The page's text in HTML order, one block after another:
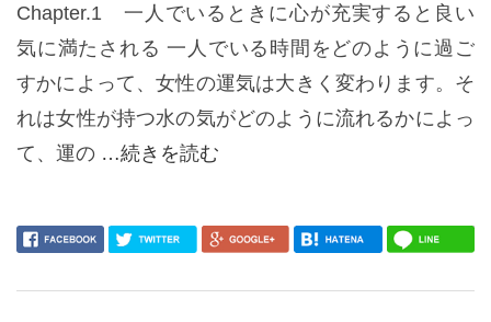
Chapter.1 一人でいるときに心が充実すると良い
気に満たされる 一人でいる時間をどのように過ご
すかによって、女性の運気は大きく変わります。そ
れは女性が持つ水の気がどのように流れるかによっ
て、運の …続きを読む